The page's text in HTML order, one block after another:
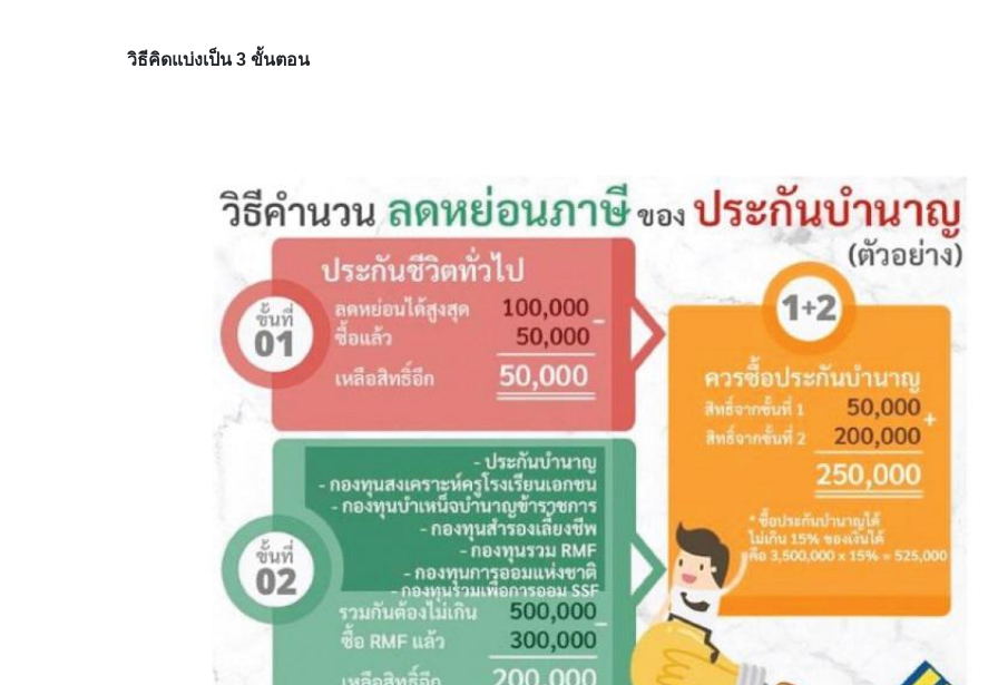
วิธีคิดแบ่งเป็น 3 ขั้นตอน